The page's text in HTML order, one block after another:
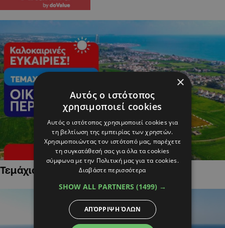
Τεμάχια Γης σε Οικιστικές Περιοχές
×
Αυτός ο ιστότοπος
χρησιμοποιεί cookies
Αυτός ο ιστότοπος χρησιμοποιεί cookies για
τη βελτίωση της εμπειρίας των χρηστών.
Χρησιμοποιώντας τον ιστότοπό μας, παρέχετε
τη συγκατάθεσή σας για όλα τα cookies
σύμφωνα με την Πολιτική μας για τα cookies.
Διαβάστε περισσότερα
SHOW ALL PARTNERS (1499) →
ΑΠΌΡΡΙΨΗ ΌΛΩΝ